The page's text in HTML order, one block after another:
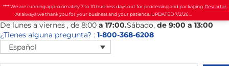
**** We are running approximately 7 to 10 business days out for processing and packaging.
As always we thank you for your business and your patience. UPDATED 7/2/26 ...
Descartar
De lunes a viernes , de 8:00 a 17:00.Sábado, de 9:00 a 13:00
¿Tienes alguna pregunta? : 1-800-368-6208
Español